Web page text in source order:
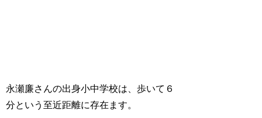
永瀬廉さんの出身小中学校は、歩いて６
分という至近距離に存在ます。